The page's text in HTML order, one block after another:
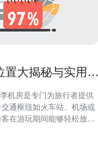
置大揭秘与实用指
机房是专门为旅行者提供
通枢纽如火车站、机场或
在游玩期间能够轻松放下
保障。 问题2：首